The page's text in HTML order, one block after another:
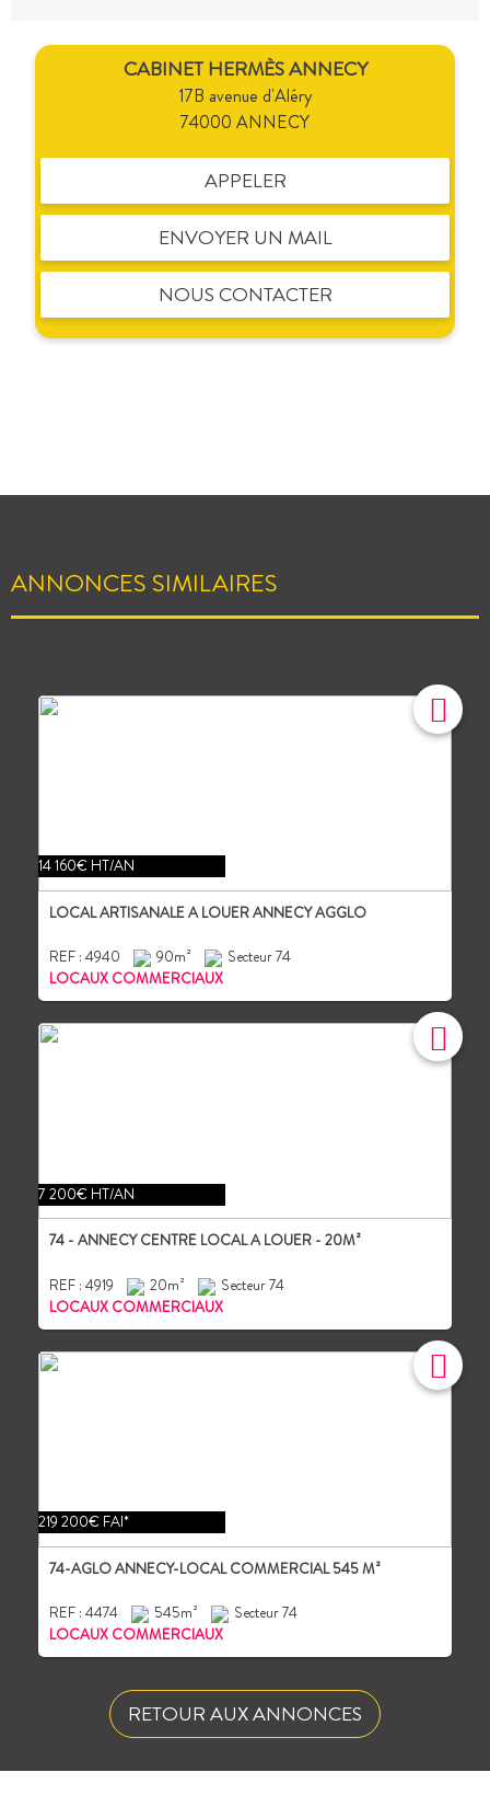
CABINET HERMÈS ANNECY
17B avenue d'Aléry
74000 ANNECY
APPELER
ENVOYER UN MAIL
NOUS CONTACTER
ANNONCES SIMILAIRES
14 160€ HT/AN
LOCAL ARTISANALE A LOUER ANNECY AGGLO
REF : 4940 90m²
Secteur 74
LOCAUX COMMERCIAUX
7 200€ HT/AN
74 - ANNECY CENTRE LOCAL A LOUER - 20M²
REF : 4919 20m²
Secteur 74
LOCAUX COMMERCIAUX
219 200€ FAI*
74-AGLO ANNECY-LOCAL COMMERCIAL 545 M²
REF : 4474 545m²
Secteur 74
LOCAUX COMMERCIAUX
RETOUR AUX ANNONCES